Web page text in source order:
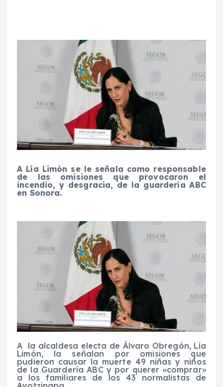
A Lía Limón se le señala como responsable
de las omisiones que provocaron el
incendio, y desgracia, de la guardería ABC
en Sonora.
A la alcaldesa electa de Álvaro Obregón, Lía
Limón, la señalan por omisiones que
pudieron causar la muerte 49 niñas y niños
de la Guardería ABC y por querer «comprar»
a los familiares de los 43 normalistas de